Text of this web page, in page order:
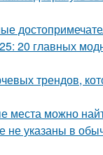
20 главных
трендов,
места можно
не указаны в